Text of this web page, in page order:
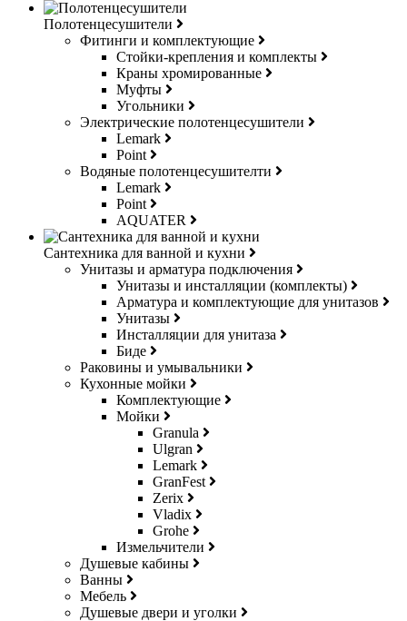
Полотенцесушители
Фитинги и комплектующие
Стойки-крепления и комплекты
Краны хромированные
Муфты
Угольники
Электрические полотенцесушители
Lemark
Point
Водяные полотенцесушителти
Lemark
Point
AQUATER
Сантехника для ванной и кухни
Унитазы и арматура подключения
Унитазы и инсталляции (комплекты)
Арматура и комплектующие для унитазов
Унитазы
Инсталляции для унитаза
Биде
Раковины и умывальники
Кухонные мойки
Комплектующие
Мойки
Granula
Ulgran
Lemark
GranFest
Zerix
Vladix
Grohe
Измельчители
Душевые кабины
Ванны
Мебель
Душевые двери и уголки